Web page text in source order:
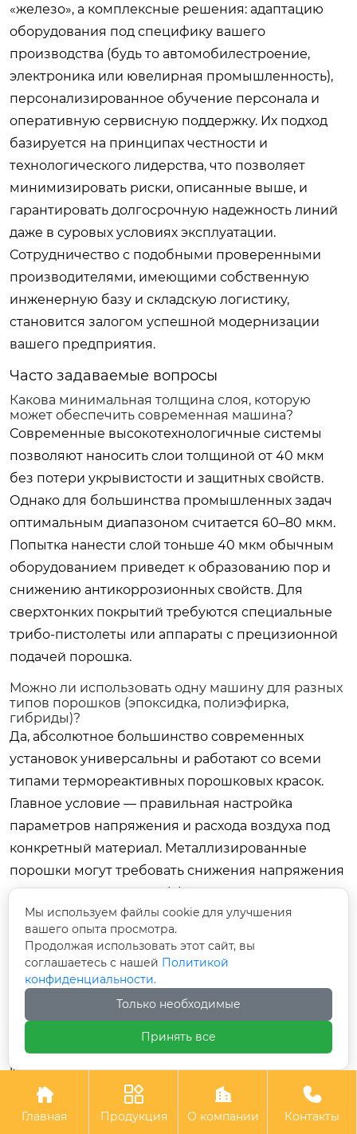
«железо», а комплексные решения: адаптацию
оборудования под специфику вашего
производства (будь то автомобилестроение,
электроника или ювелирная промышленность),
персонализированное обучение персонала и
оперативную сервисную поддержку. Их подход
базируется на принципах честности и
технологического лидерства, что позволяет
минимизировать риски, описанные выше, и
гарантировать долгосрочную надежность линий
даже в суровых условиях эксплуатации.
Сотрудничество с подобными проверенными
производителями, имеющими собственную
инженерную базу и складскую логистику,
становится залогом успешной модернизации
вашего предприятия.
Часто задаваемые вопросы
Какова минимальная толщина слоя, которую
может обеспечить современная машина?
Современные высокотехнологичные системы
позволяют наносить слои толщиной от 40 мкм
без потери укрывистости и защитных свойств.
Однако для большинства промышленных задач
оптимальным диапазоном считается 60–80 мкм.
Попытка нанести слой тоньше 40 мкм обычным
оборудованием приведет к образованию пор и
снижению антикоррозионных свойств. Для
сверхтонких покрытий требуются специальные
трибо-пистолеты или аппараты с прецизионной
подачей порошка.
Можно ли использовать одну машину для разных
типов порошков (эпоксидка, полиэфирка,
гибриды)?
Да, абсолютное большинство современных
установок универсальны и работают со всеми
типами термореактивных порошковых красок.
Главное условие — правильная настройка
параметров напряжения и расхода воздуха под
конкретный материал. Металлизированные
порошки могут требовать снижения напряжения
для предотвращения эффекта «снежинки», а
текстурированные порошки — увеличения
потока воздуха. Смена типа порошка требует
тщательной очистки тракта подачи во избежание
загрязнения цвета.
Какой срок службы основных узлов
оборудования?
При соблюдении регламента ТО и
использовании оригинальных расходников, срок
службы электронного блока составляет 8–10 лет,
корпуса пистолета — 5–7 лет. Расходные

Главная

Продукция

О компании

Контакты
Мы используем файлы cookie для улучшения
вашего опыта просмотра.
Продолжая использовать этот сайт, вы
соглашаетесь с нашей Политикой
конфиденциальности.
Только необходимые
Принять все